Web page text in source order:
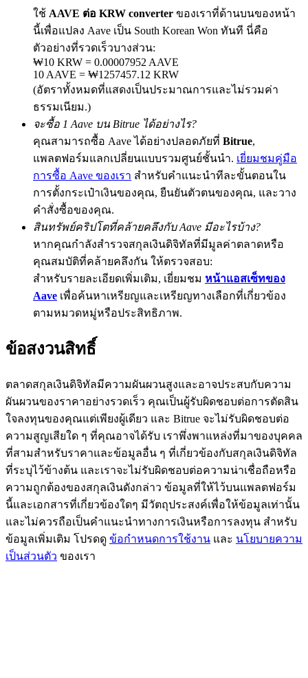
Exclusive for BitMart Users
Register & Trade to Win 500,000 USDT
Precious Metals Trading Carnival
Trade Gold & Silver · 33,333 USDT Bonus
USDT New User Exclusive 10% APR
USDT Flexible Staking | Daily Rewards
BTC New User Exclusive: 6.5% APR
กิจกรรมเพิ่มเติม
รับรางวัลและสิทธิพิเศษสุดพิเศษ
ศูนย์รางวัล
เข้าสู่ระบบลงชื่อ
ใช้ AAVE ต่อ KRW converter ของเราที่ด้านบนของหน้า
นี้เพื่อแปลง Aave เป็น South Korean Won ทันที นี่คือ
ตัวอย่างที่รวดเร็วบางส่วน:
₩10 KRW = 0.00007952 AAVE
10 AAVE = ₩1257457.12 KRW
(อัตราทั้งหมดที่แสดงเป็นประมาณการและไม่รวมค่า
ธรรมเนียม.)
จะซื้อ 1 Aave บน Bitrue ได้อย่างไร?
คุณสามารถซื้อ Aave ได้อย่างปลอดภัยที่ Bitrue,
แพลตฟอร์มแลกเปลี่ยนแบบรวมศูนย์ชั้นนำ. เยี่ยมชมคู่มือ
การซื้อ Aave ของเรา สำหรับคำแนะนำทีละขั้นตอนใน
การตั้งกระเป๋าเงินของคุณ, ยืนยันตัวตนของคุณ, และวาง
คำสั่งซื้อของคุณ.
สินทรัพย์คริปโตที่คล้ายคลึงกับ Aave มีอะไรบ้าง?
หากคุณกำลังสำรวจสกุลเงินดิจิทัลที่มีมูลค่าตลาดหรือ
คุณสมบัติที่คล้ายคลึงกัน ให้ตรวจสอบ:
สำหรับรายละเอียดเพิ่มเติม, เยี่ยมชม หน้าแอสเซ็ทของ
Aave เพื่อค้นหาเหรียญและเหรียญทางเลือกที่เกี่ยวข้อง
ตามหมวดหมู่หรือประสิทธิภาพ.
ข้อสงวนสิทธิ์
ตลาดสกุลเงินดิจิทัลมีความผันผวนสูงและอาจประสบกับความ
ผันผวนของราคาอย่างรวดเร็ว คุณเป็นผู้รับผิดชอบต่อการตัดสิน
ใจลงทุนของคุณแต่เพียงผู้เดียว และ Bitrue จะไม่รับผิดชอบต่อ
ความสูญเสียใด ๆ ที่คุณอาจได้รับ เราพึ่งพาแหล่งที่มาของบุคคล
ที่สามสำหรับราคาและข้อมูลอื่น ๆ ที่เกี่ยวข้องกับสกุลเงินดิจิทัล
ที่ระบุไว้ข้างต้น และเราจะไม่รับผิดชอบต่อความน่าเชื่อถือหรือ
ความถูกต้องของสกุลเงินดังกล่าว ข้อมูลที่ให้ไว้บนแพลตฟอร์ม
นี้และเอกสารที่เกี่ยวข้องใดๆ มีวัตถุประสงค์เพื่อให้ข้อมูลเท่านั้น
และไม่ควรถือเป็นคำแนะนำทางการเงินหรือการลงทุน สำหรับ
ข้อมูลเพิ่มเติม โปรดดู ข้อกำหนดการใช้งาน และ นโยบายความ
เป็นส่วนตัว ของเรา